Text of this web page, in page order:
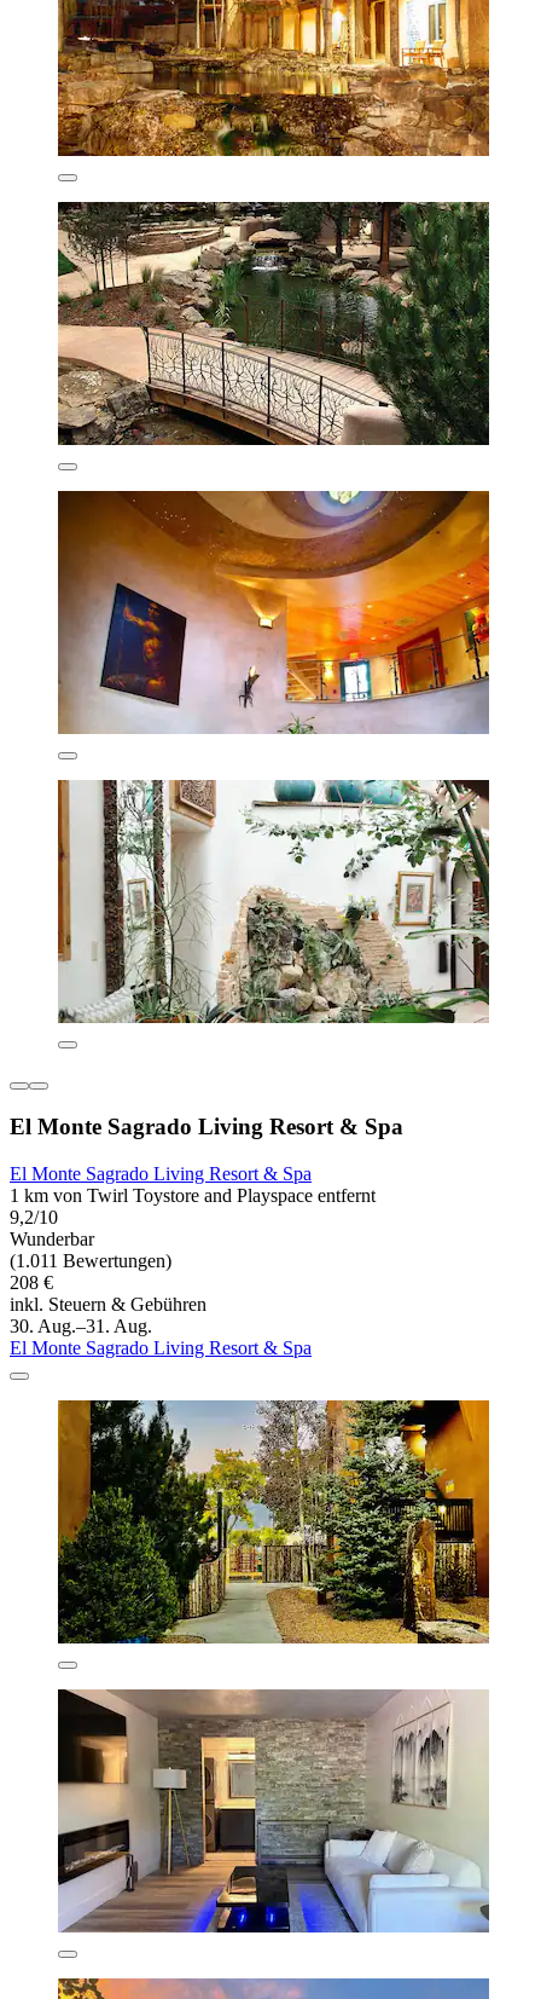
El Monte Sagrado Living Resort & Spa
El Monte Sagrado Living Resort & Spa
1 km von Twirl Toystore and Playspace entfernt
9,2/10
Wunderbar
(1.011 Bewertungen)
208 €
inkl. Steuern & Gebühren
30. Aug.–31. Aug.
El Monte Sagrado Living Resort & Spa